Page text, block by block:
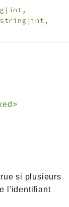
si plusieurs
l'identifiant